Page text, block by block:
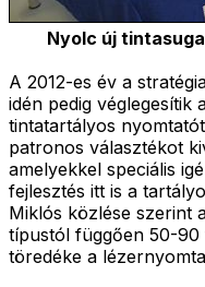
Nyolc új
A 2012-es év a
idén pedig véglegesítik
tintatartályos
patronos választékot
amelyekkel speciális
fejlesztés itt is a
Miklós közlése szerint
típustól függően 50-90
töredéke a